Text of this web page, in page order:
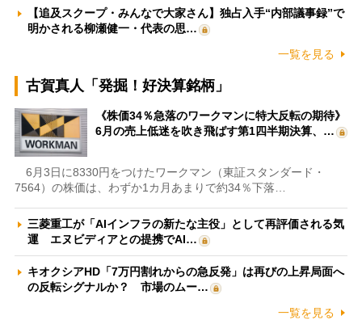
【追及スクープ・みんなで大家さん】独占入手“内部議事録”で
明かされる柳瀬健一・代表の思…
一覧を見る
古賀真人「発掘！好決算銘柄」
《株価34％急落のワークマンに特大反転の期待》
6月の売上低迷を吹き飛ばす第1四半期決算、…
6月3日に8330円をつけたワークマン（東証スタンダード・
7564）の株価は、わずか1カ月あまりで約34％下落…
三菱重工が「AIインフラの新たな主役」として再評価される気
運 エヌビディアとの提携でAI…
キオクシアHD「7万円割れからの急反発」は再びの上昇局面へ
の反転シグナルか？ 市場のムー…
一覧を見る